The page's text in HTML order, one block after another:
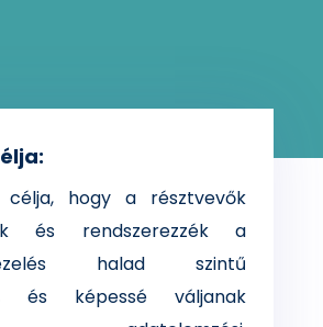
hogy a résztvevők
és rendszerezzék a
halad szintű
és képessé váljanak